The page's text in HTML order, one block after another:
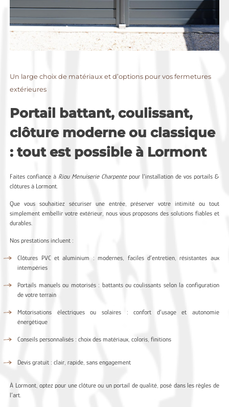
Un large choix de matériaux et d’options pour vos fermetures
extérieures
Portail battant, coulissant,
clôture moderne ou classique
: tout est possible à Lormont
Faites confiance à Riou Menuiserie Charpentepour l’installation de vos portails &
clôtures à Lormont.
Que vous souhaitiez sécuriser une entrée, préserver votre intimité ou tout
simplement embellir votre extérieur, nous vous proposons des solutions fiables et
durables.
Nos prestations incluent :
Clôtures PVC et aluminium : modernes, faciles d’entretien, résistantes aux
intempéries
Portails manuels ou motorisés : battants ou coulissants selon la configuration
de votre terrain
Motorisations électriques ou solaires : confort d’usage et autonomie
énergétique
Conseils personnalisés : choix des matériaux, coloris, finitions
Devis gratuit : clair, rapide, sans engagement
À Lormont, optez pour une clôture ou un portail de qualité, posé dans les règles de
l’art.